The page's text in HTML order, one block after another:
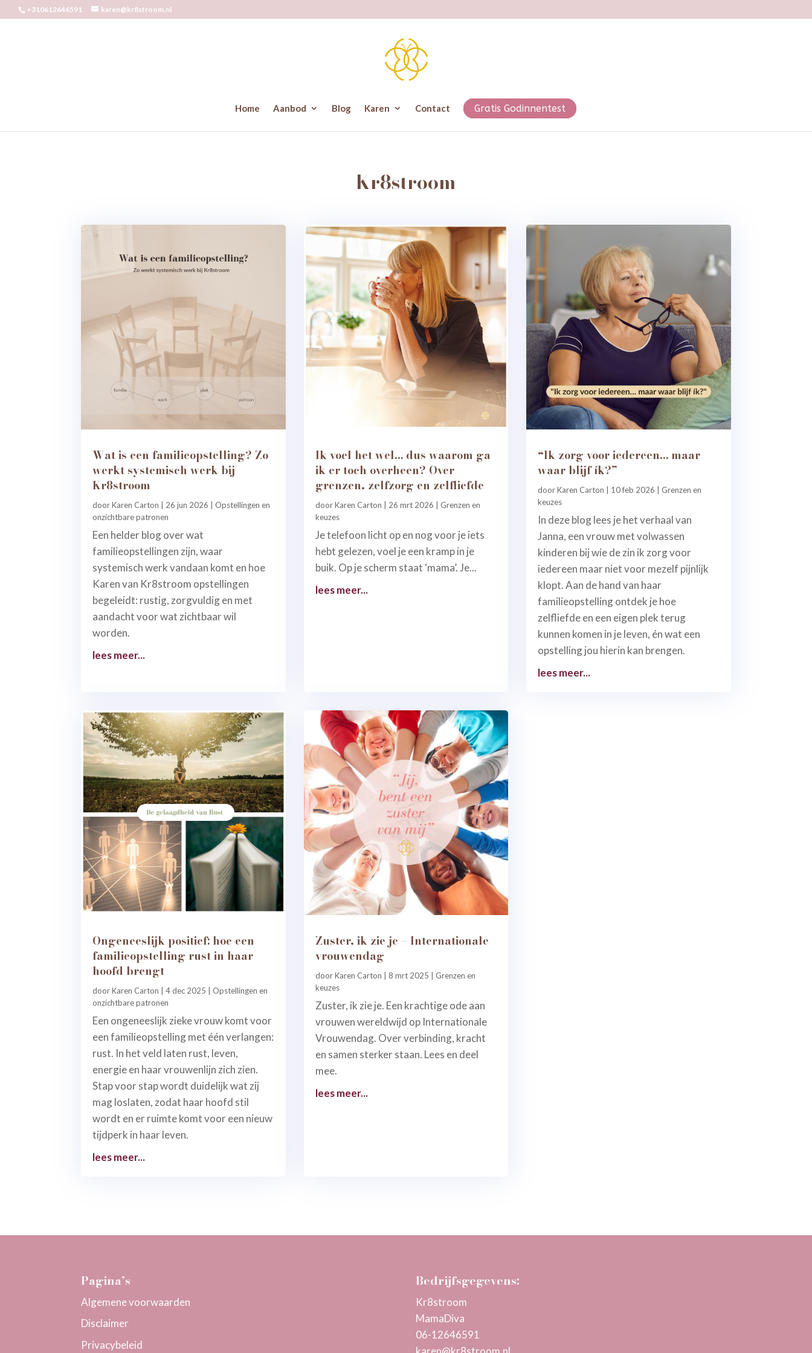
+310612646591 karen@kr8stroom.nl
Home Aanbod Blog Karen Contact Gratis Godinnentest
Kr8stroom
Wat is een familieopstelling? Zo
werkt systemisch werk bij
Kr8stroom
doorKaren Carton 26 jun 2026 |Opstellingen en
onzichtbare patronen
Een helder blog over wat
familieopstellingen zijn, waar
systemisch werk vandaan komt en hoe
Karen van Kr8stroom opstellingen
begeleidt: rustig, zorgvuldig en met
aandacht voor wat zichtbaar wil
worden.
lees meer...
Ik voel het wel… dus waarom ga
ik er toch overheen? Over
grenzen, zelfzorg en zelfliefde
doorKaren Carton 26 mrt 2026
Grenzen en
keuzes
Je telefoon licht op en nog voor je iets
hebt gelezen, voel je een kramp in je
buik. Op je scherm staat ‘mama’. Je...
lees meer...
“Ik zorg voor iedereen… maar
waar blijf ík?”
doorKaren Carton 10 feb 2026
Grenzen en
keuzes
In deze blog lees je het verhaal van
Janna, een vrouw met volwassen
kinderen bij wie de zin ik zorg voor
iedereen maar niet voor mezelf pijnlijk
klopt. Aan de hand van haar
familieopstelling ontdek je hoe
zelfliefde en een eigen plek terug
kunnen komen in je leven, én wat een
opstelling jou hierin kan brengen.
lees meer...
Ongeneeslijk positief: hoe een
familieopstelling rust in haar
hoofd brengt
doorKaren Carton |4 dec 2025 |Opstellingen en
onzichtbare patronen
Een ongeneeslijk zieke vrouw komt voor
een familieopstelling met één verlangen:
rust. In het veld laten rust, leven,
energie en haar vrouwenlijn zich zien.
Stap voor stap wordt duidelijk wat zij
mag loslaten, zodat haar hoofd stil
wordt en er ruimte komt voor een nieuw
tijdperk in haar leven.
lees meer...
Zuster, ik zie je – Internationale
vrouwendag
doorKaren Carton 8 mrt 2025
Grenzen en
keuzes
Zuster, ik zie je. Een krachtige ode aan
vrouwen wereldwijd op Internationale
Vrouwendag. Over verbinding, kracht
en samen sterker staan. Lees en deel
mee.
lees meer...
Pagina’s
Algemene voorwaarden
Disclaimer
Privacybeleid
Bedrijfsgegevens:
Kr8stroom
MamaDiva
06-12646591